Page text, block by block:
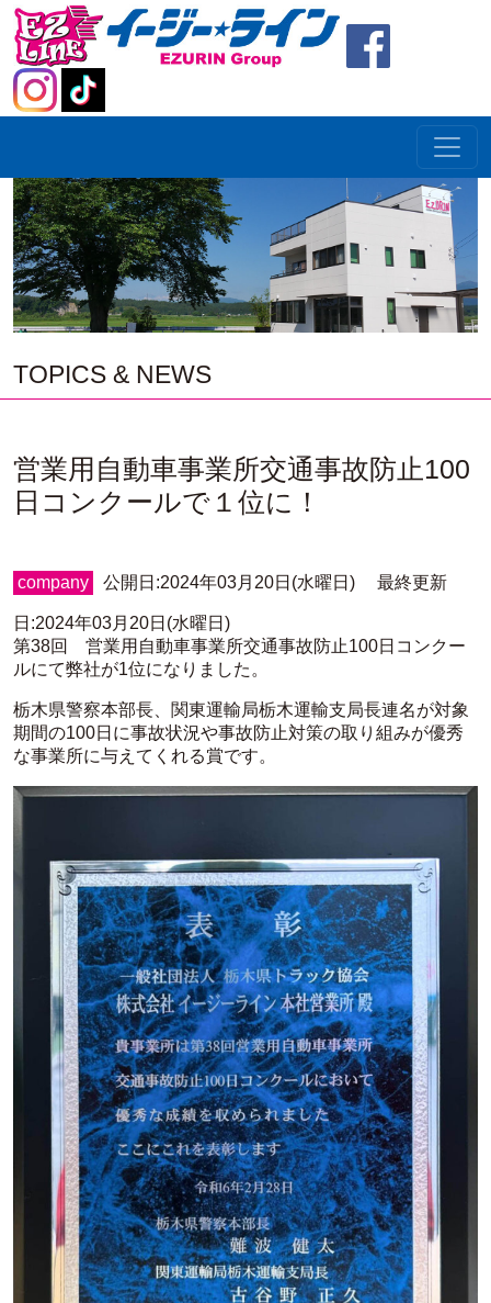
TOPICS & NEWS
営業用自動車事業所交通事故防止100
日コンクールで１位に！
company 公開日:2024年03月20日(水曜日) 最終更新
日:2024年03月20日(水曜日)
第38回 営業用自動車事業所交通事故防止100日コンクー
ルにて弊社が1位になりました。
栃木県警察本部長、関東運輸局栃木運輸支局長連名が対象
期間の100日に事故状況や事故防止対策の取り組みが優秀
な事業所に与えてくれる賞です。